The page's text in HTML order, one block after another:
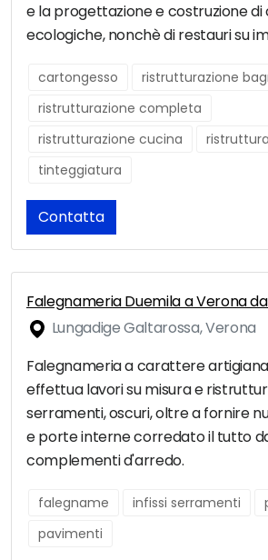
e la progettazione e costruzione di
ecologiche, nonchè di restauri su
cartongesso
ristrutturazione
ristrutturazione completa
ristrutturazione cucina
tinteggiatura
Contatta
Falegnameria Duemila a Verona
Lungadige Galtarossa, Verona
Falegnameria a carattere
effettua lavori su misura e
serramenti, oscuri, oltre a fornire
e porte interne corredato il tutto
complementi d'arredo.
falegname infissi serramenti
pavimenti